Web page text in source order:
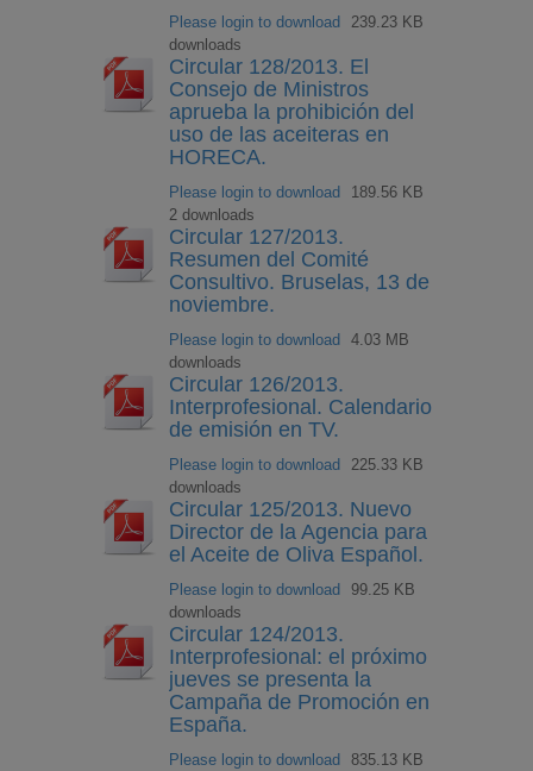
Please login to download
239.23 KB
downloads
Circular 128/2013. El
Consejo de Ministros
aprueba la prohibición del
uso de las aceiteras en
HORECA.
Please login to download
189.56 KB
2 downloads
Circular 127/2013.
Resumen del Comité
Consultivo. Bruselas, 13 de
noviembre.
Please login to download
4.03 MB
downloads
Circular 126/2013.
Interprofesional. Calendario
de emisión en TV.
Please login to download
225.33 KB
downloads
Circular 125/2013. Nuevo
Director de la Agencia para
el Aceite de Oliva Español.
Please login to download
99.25 KB
downloads
Circular 124/2013.
Interprofesional: el próximo
jueves se presenta la
Campaña de Promoción en
España.
Please login to download
835.13 KB